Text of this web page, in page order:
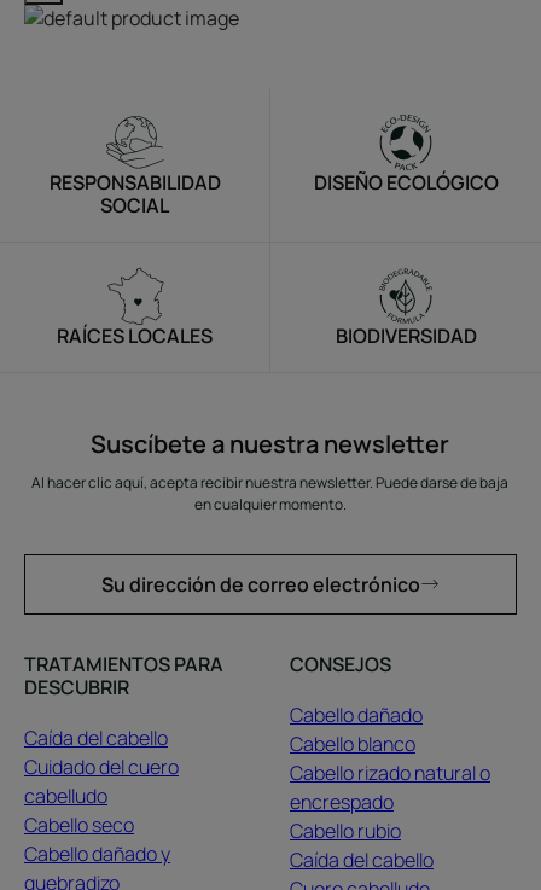
RESPONSABILIDAD
SOCIAL
DISEÑO ECOLÓGICO
RAÍCES LOCALES BIODIVERSIDAD
Suscíbete a nuestra newsletter
Al hacer clic aquí, acepta recibir nuestra newsletter. Puede darse de baja
en cualquier momento.
Su dirección de correo electrónico
TRATAMIENTOS PARA
DESCUBRIR
Caída del cabello
Cuidado del cuero
cabelludo
Cabello seco
Cabello dañado y
quebradizo
CONSEJOS
Cabello dañado
Cabello blanco
Cabello rizado natural o
encrespado
Cabello rubio
Caída del cabello